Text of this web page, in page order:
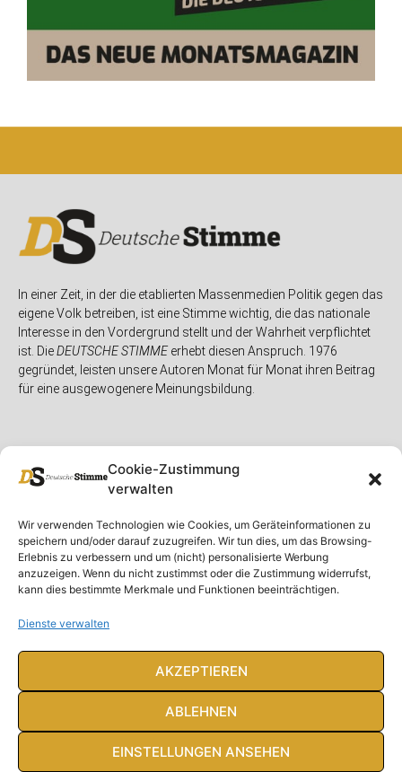
Cookie-Zustimmung
verwalten
Wir verwenden Technologien wie Cookies, um Geräteinformationen zu
speichern und/oder darauf zuzugreifen. Wir tun dies, um das Browsing-
Erlebnis zu verbessern und um (nicht) personalisierte Werbung
anzuzeigen. Wenn du nicht zustimmst oder die Zustimmung widerrufst,
kann dies bestimmte Merkmale und Funktionen beeinträchtigen.
Dienste verwalten
AKZEPTIEREN
ABLEHNEN
EINSTELLUNGEN ANSEHEN
In einer Zeit, in der die etablierten Massenmedien Politik gegen das
eigene Volk betreiben, ist eine Stimme wichtig, die das nationale
Interesse in den Vordergrund stellt und der Wahrheit verpflichtet
ist. DieDEUTSCHE STIMMEerhebt diesen Anspruch. 1976
gegründet, leisten unsere Autoren Monat für Monat ihren Beitrag
für eine ausgewogenere Meinungsbildung.
Unser Magazin
Spenden
Ausgaben
Abonnieren
Rubriken
Deutschland
Ausland
Feuilleton
Rechtliches
Rechtliche Hinweise
Impressum
Datenschutzerklärung